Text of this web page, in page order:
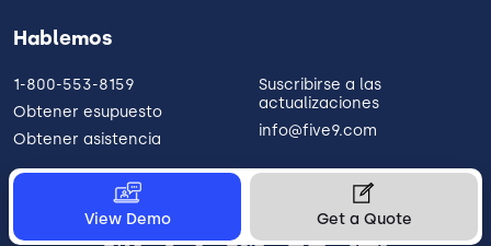
View Demo Get a Quote
Hablemos
1-800-553-8159
Obtener esupuesto
Obtener asistencia
Suscribirse a las
actualizaciones
info@five9.com